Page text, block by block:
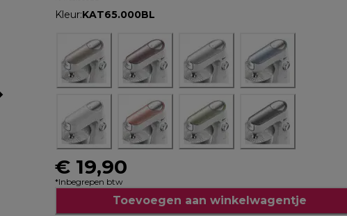
Kleur:KAT65.000BL
€ 19,90
*Inbegrepen btw
Toevoegen aan winkelwagentje